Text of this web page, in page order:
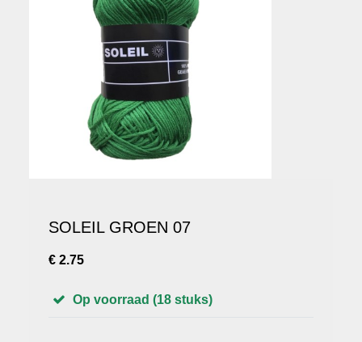
SOLEIL GROEN 07
€ 2.75
Op voorraad (18 stuks)